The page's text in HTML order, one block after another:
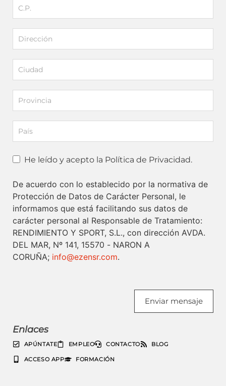
He leído y acepto la Política de Privacidad.
De acuerdo con lo establecido por la normativa de
Protección de Datos de Carácter Personal, le
informamos que está facilitando sus datos de
carácter personal al Responsable de Tratamiento:
RENDIMIENTO Y SPORT, S.L., con dirección AVDA.
DEL MAR, Nº 141, 15570 - NARON A
CORUÑA; info@ezensr.com.
Enviar mensaje
Enlaces
APÚNTATE EMPLEO CONTACTO BLOG
ACCESO APP FORMACIÓN